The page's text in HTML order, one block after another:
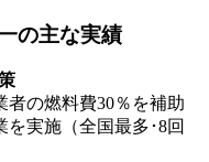
の主な実績
の燃料費30％を補助
を実施（全国最多･8回